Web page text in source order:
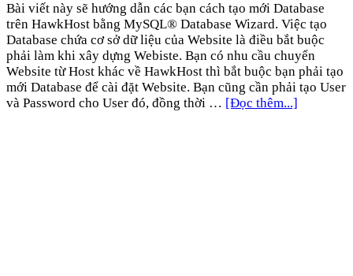
Bài viết này sẽ hướng dẫn các bạn cách tạo mới Database
trên HawkHost bằng MySQL® Database Wizard. Việc tạo
Database chứa cơ sở dữ liệu của Website là điều bắt buộc
phải làm khi xây dựng Webiste. Bạn có nhu cầu chuyển
Website từ Host khác về HawkHost thì bắt buộc bạn phải tạo
mới Database để cài đặt Website. Bạn cũng cần phải tạo User
và Password cho User đó, đồng thời … [Đọc thêm...]